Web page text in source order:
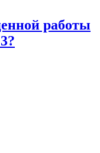
работы